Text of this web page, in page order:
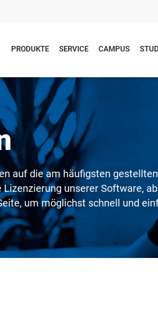
PRODUKTE SERVICE CAMPUS
auf die am häufigsten
unserer Software,
um möglichst schnell und